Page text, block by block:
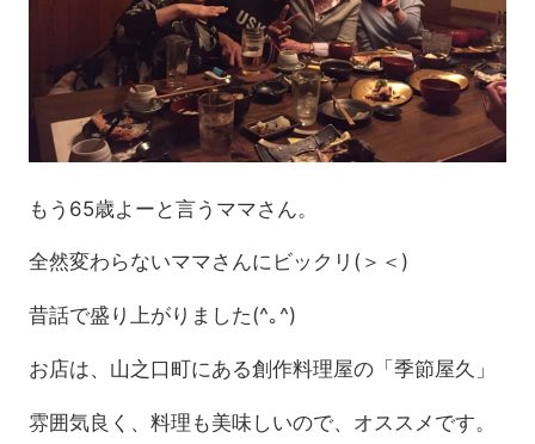
もう65歳よーと言うママさん。
全然変わらないママさんにビックリ(＞＜)
昔話で盛り上がりました(^｡^)
お店は、山之口町にある創作料理屋の「季節屋久」
雰囲気良く、料理も美味しいので、オススメです。